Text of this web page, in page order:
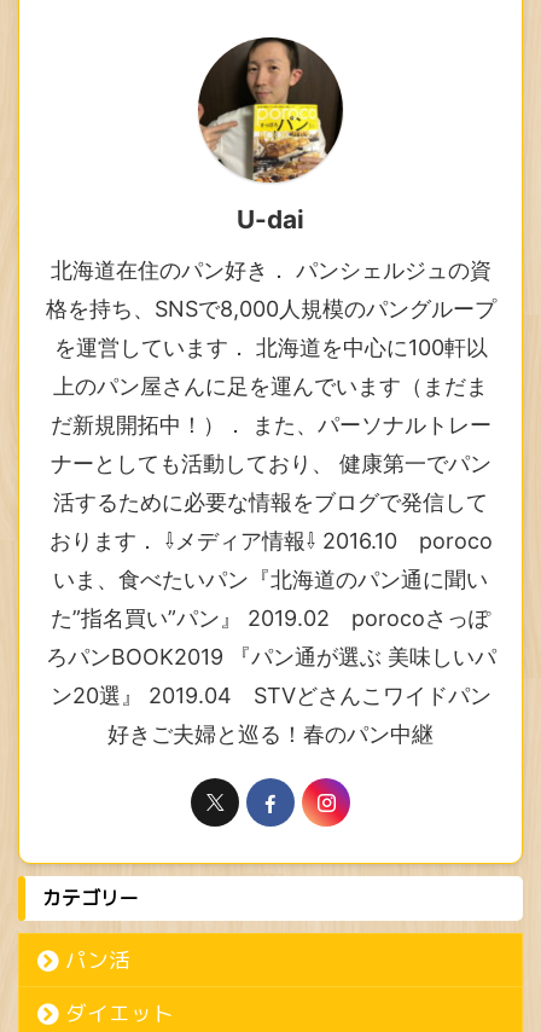
U-dai
北海道在住のパン好き． パンシェルジュの資
格を持ち、SNSで8,000人規模のパングループ
を運営しています． 北海道を中心に100軒以
上のパン屋さんに足を運んでいます（まだま
だ新規開拓中！）． また、パーソナルトレー
ナーとしても活動しており、 健康第一でパン
活するために必要な情報をブログで発信して
おります． ⇩メディア情報⇩ 2016.10 poroco
いま、食べたいパン『北海道のパン通に聞い
た”指名買い”パン』 2019.02 porocoさっぽ
ろパンBOOK2019 『パン通が選ぶ 美味しいパ
ン20選』 2019.04 STVどさんこワイドパン
好きご夫婦と巡る！春のパン中継
カテゴリー
パン活
ダイエット